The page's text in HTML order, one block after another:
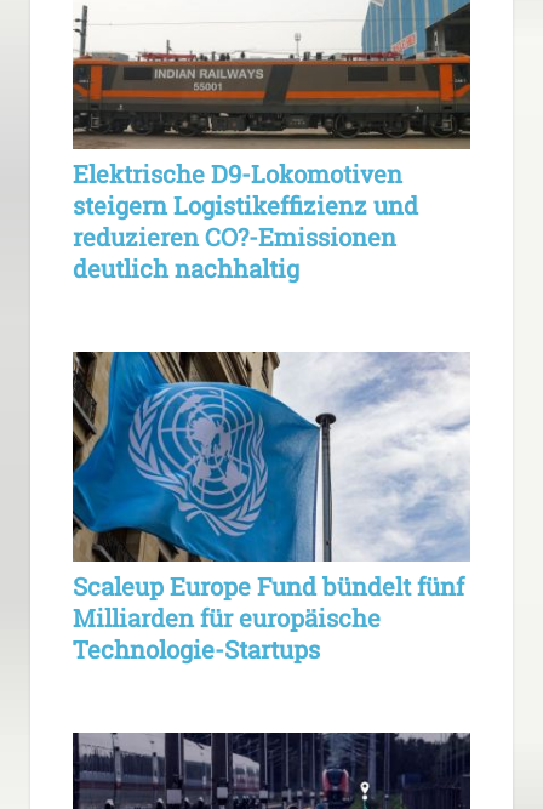
Elektrische D9-Lokomotiven
steigern Logistikeffizienz und
reduzieren CO?-Emissionen
deutlich nachhaltig
Scaleup Europe Fund bündelt fünf
Milliarden für europäische
Technologie-Startups